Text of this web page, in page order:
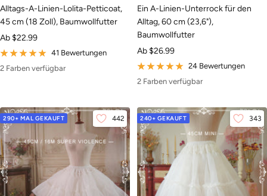
Alltags-A-Linien-Lolita-Petticoat,
45 cm (18 Zoll), Baumwollfutter
Angebotspreis
Ab $22.99
41 Bewertungen
2 Farben verfügbar
Ein A-Linien-Unterrock für den
Alltag, 60 cm (23,6"),
Baumwollfutter
Angebotspreis
Ab $26.99
24 Bewertungen
2 Farben verfügbar
290+ MAL GEKAUFT 442 240+ GEKAUFT 343